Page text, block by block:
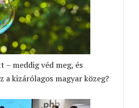
– meddig véd meg, és
kizárólagos magyar közeg?